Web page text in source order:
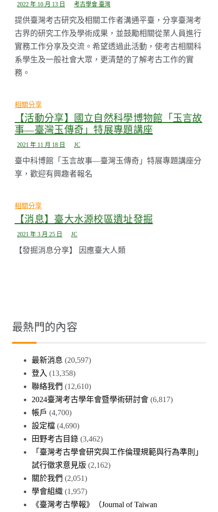
2022 年 10 月 13 日 考古學會 臺灣
提供臺灣考古研究及相關工作者溝通平臺，分享臺灣考
古界的研究工作及學術成果，並鼓勵相關從業人員進行
實務工作分享及交流。希望透過此活動，使考古相關科
系學生及一般社會大眾，更清楚的了解考古工作的實
務。
相關分享
【活動分享】國立自然科學博物館「玉言故
事—臺灣玉傳奇」特展專題講座
2021 年 11 月 18 日 JC
臺中科博館「玉言故事—臺灣玉傳奇」特展專題講座分
享，歡迎有興趣者報名
相關分享
【消息】臺大水源校區遺址發掘
2021 年 3 月 25 日 JC
【發掘消息分享】 因應臺大人類
最熱門的內容
最新消息 (20,597)
登入 (13,358)
聯絡我們 (12,610)
2024臺灣考古學年會暨學術研討會 (6,817)
帳戶 (4,700)
設定檔 (4,690)
田野考古目錄 (3,462)
「臺灣考古學會研究與工作倫理規範與行為準則」
試行徵求意見版 (2,162)
關於我們 (2,051)
學會組織 (1,957)
《臺灣考古學報》（Journal of Taiwan